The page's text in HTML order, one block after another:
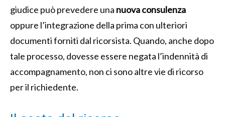
giudice può prevedere una nuova consulenza
oppure l’integrazione della prima con ulteriori
documenti forniti dal ricorsista. Quando, anche dopo
tale processo, dovesse essere negata l’indennità di
accompagnamento, non ci sono altre vie di ricorso
per il richiedente.